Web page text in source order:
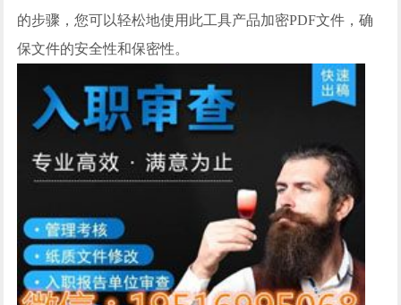
的步骤，您可以轻松地使用此工具产品加密PDF文件，确
保文件的安全性和保密性。